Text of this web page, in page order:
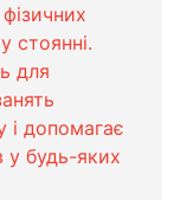
стоянні.
для
і допомагає
у будь-яких